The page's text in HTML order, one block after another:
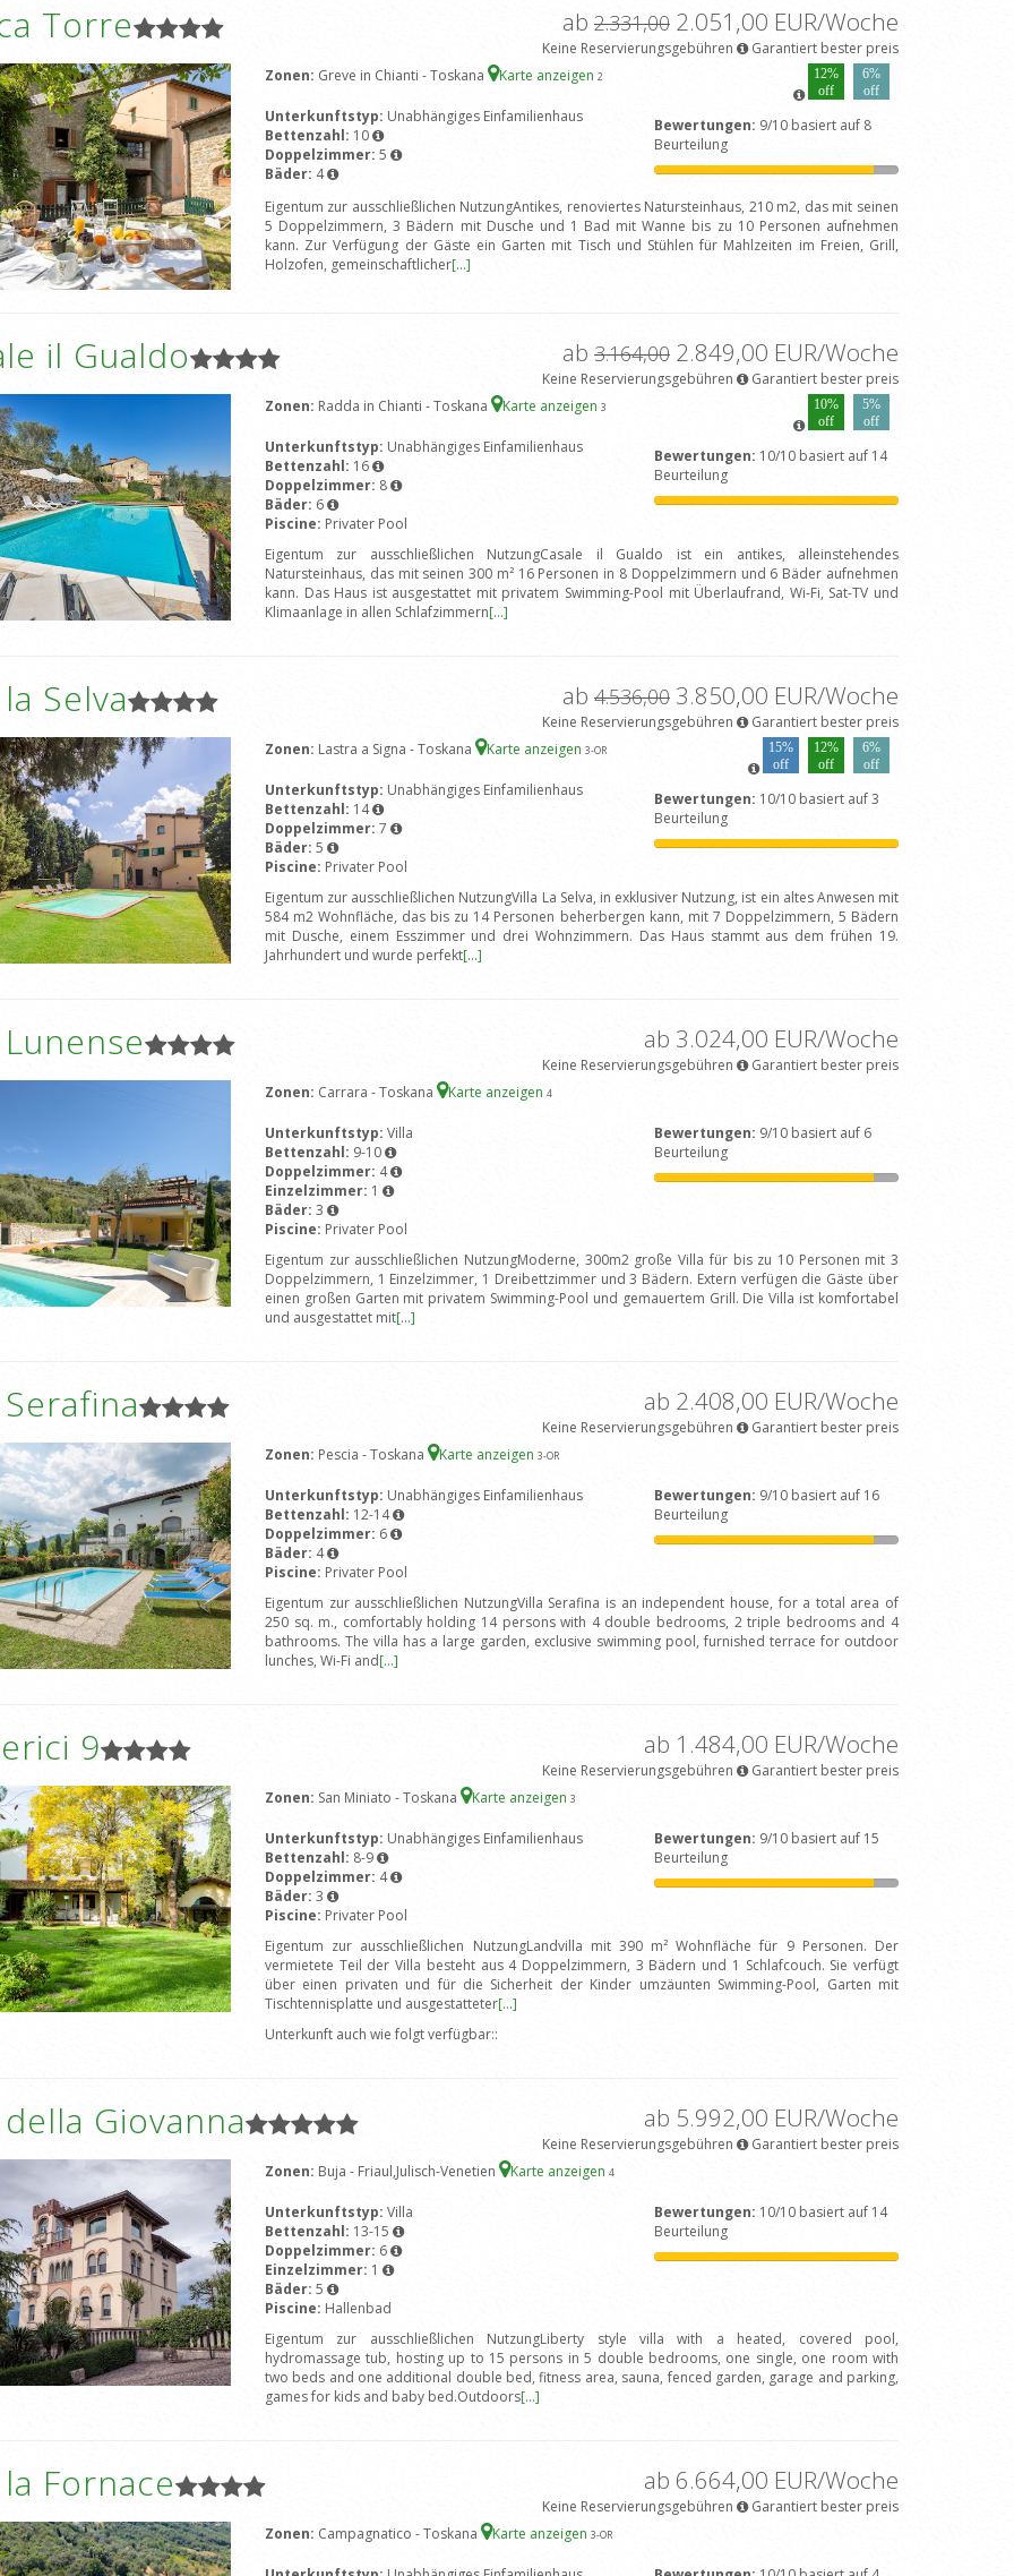
Torre ab 2.331,00 2.051,00 EUR/Woche
Keine Reservierungsgebühren
Garantiert bester preis
Zonen: Greve in Chianti - Toskana Karte anzeigen 2
12%
off
6%
off
Unterkunftstyp: Unabhängiges Einfamilienhaus
Bettenzahl: 10
Doppelzimmer: 5
Bäder: 4
Bewertungen: 9/10 basiert auf 8
Beurteilung
Eigentum zur ausschließlichen NutzungAntikes, renoviertes Natursteinhaus, 210 m2, das mit seinen
5 Doppelzimmern, 3 Bädern mit Dusche und 1 Bad mit Wanne bis zu 10 Personen aufnehmen
kann. Zur Verfügung der Gäste ein Garten mit Tisch und Stühlen für Mahlzeiten im Freien, Grill,
Holzofen, gemeinschaftlicher[...]
il Gualdo ab 3.164,00 2.849,00 EUR/Woche
Keine Reservierungsgebühren
Garantiert bester preis
Zonen: Radda in Chianti - Toskana Karte anzeigen 3
10%
off
5%
off
Unterkunftstyp: Unabhängiges Einfamilienhaus
Bettenzahl: 16
Doppelzimmer: 8
Bäder: 6
Piscine: Privater Pool
Bewertungen: 10/10 basiert auf 14
Beurteilung
Eigentum zur ausschließlichen NutzungCasale il Gualdo ist ein antikes, alleinstehendes
Natursteinhaus, das mit seinen 300 m² 16 Personen in 8 Doppelzimmern und 6 Bäder aufnehmen
kann. Das Haus ist ausgestattet mit privatem Swimming-Pool mit Überlaufrand, Wi-Fi, Sat-TV und
Klimaanlage in allen Schlafzimmern[...]
Selva ab 4.536,00 3.850,00 EUR/Woche
Keine Reservierungsgebühren
Garantiert bester preis
Zonen: Lastra a Signa - Toskana Karte anzeigen 3-OR
15%
off
12%
off
6%
off
Unterkunftstyp: Unabhängiges Einfamilienhaus
Bettenzahl: 14
Doppelzimmer: 7
Bäder: 5
Piscine: Privater Pool
Bewertungen: 10/10 basiert auf 3
Beurteilung
Eigentum zur ausschließlichen NutzungVilla La Selva, in exklusiver Nutzung, ist ein altes Anwesen mit
584 m2 Wohnfläche, das bis zu 14 Personen beherbergen kann, mit 7 Doppelzimmern, 5 Bädern
mit Dusche, einem Esszimmer und drei Wohnzimmern. Das Haus stammt aus dem frühen 19.
Jahrhundert und wurde perfekt[...]
ab 3.024,00 EUR/Woche
Keine Reservierungsgebühren
Garantiert bester preis
Zonen: Carrara - Toskana Karte anzeigen 4
Unterkunftstyp: Villa
Bettenzahl: 9-10
Doppelzimmer: 4
Einzelzimmer: 1
Bäder: 3
Piscine: Privater Pool
Bewertungen: 9/10 basiert auf 6
Beurteilung
Eigentum zur ausschließlichen NutzungModerne, 300m2 große Villa für bis zu 10 Personen mit 3
Doppelzimmern, 1 Einzelzimmer, 1 Dreibettzimmer und 3 Bädern. Extern verfügen die Gäste über
einen großen Garten mit privatem Swimming-Pool und gemauertem Grill. Die Villa ist komfortabel
und ausgestattet mit[...]
ab 2.408,00 EUR/Woche
Keine Reservierungsgebühren
Garantiert bester preis
Zonen: Pescia - Toskana Karte anzeigen 3-OR
Unterkunftstyp: Unabhängiges Einfamilienhaus
Bettenzahl: 12-14
Doppelzimmer: 6
Bäder: 4
Piscine: Privater Pool
Bewertungen: 9/10 basiert auf 16
Beurteilung
Eigentum zur ausschließlichen NutzungVilla Serafina is an independent house, for a total area of
250 sq. m., comfortably holding 14 persons with 4 double bedrooms, 2 triple bedrooms and 4
bathrooms. The villa has a large garden, exclusive swimming pool, furnished terrace for outdoor
lunches, Wi-Fi and[...]
9 ab 1.484,00 EUR/Woche
Keine Reservierungsgebühren
Garantiert bester preis
Zonen: San Miniato - Toskana Karte anzeigen 3
Unterkunftstyp: Unabhängiges Einfamilienhaus
Bettenzahl: 8-9
Doppelzimmer: 4
Bäder: 3
Piscine: Privater Pool
Bewertungen: 9/10 basiert auf 15
Beurteilung
Eigentum zur ausschließlichen NutzungLandvilla mit 390 m² Wohnfläche für 9 Personen. Der
vermietete Teil der Villa besteht aus 4 Doppelzimmern, 3 Bädern und 1 Schlafcouch. Sie verfügt
über einen privaten und für die Sicherheit der Kinder umzäunten Swimming-Pool, Garten mit
Tischtennisplatte und ausgestatteter[...]
Unterkunft auch wie folgt verfügbar::
Giovanna ab 5.992,00 EUR/Woche
Keine Reservierungsgebühren
Garantiert bester preis
Zonen: Buja - Friaul,Julisch-Venetien Karte anzeigen 4
Unterkunftstyp: Villa
Bettenzahl: 13-15
Doppelzimmer: 6
Einzelzimmer: 1
Bäder: 5
Piscine: Hallenbad
Bewertungen: 10/10 basiert auf 14
Beurteilung
Eigentum zur ausschließlichen NutzungLiberty style villa with a heated, covered pool,
hydromassage tub, hosting up to 15 persons in 5 double bedrooms, one single, one room with
two beds and one additional double bed, fitness area, sauna, fenced garden, garage and parking,
games for kids and baby bed.Outdoors[...]
Fornace ab 6.664,00 EUR/Woche
Keine Reservierungsgebühren
Garantiert bester preis
Zonen: Campagnatico - Toskana Karte anzeigen 3-OR